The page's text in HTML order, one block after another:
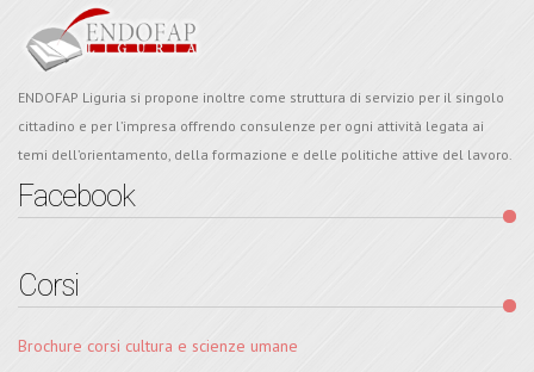
ENDOFAP Liguria si propone inoltre come struttura di servizio per il singolo
cittadino e per l’impresa offrendo consulenze per ogni attività legata ai
temi dell’orientamento, della formazione e delle politiche attive del lavoro.
Facebook
Corsi
Brochure corsi cultura e scienze umane